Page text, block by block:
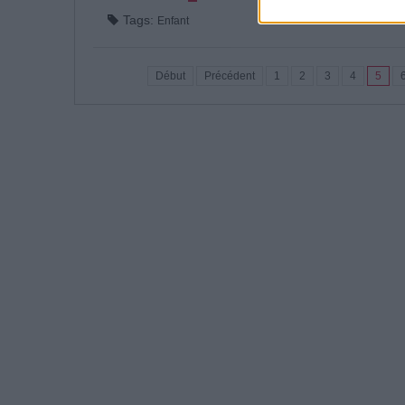
Tags: Enfant
Début Précédent 1 2 3 4 5 6